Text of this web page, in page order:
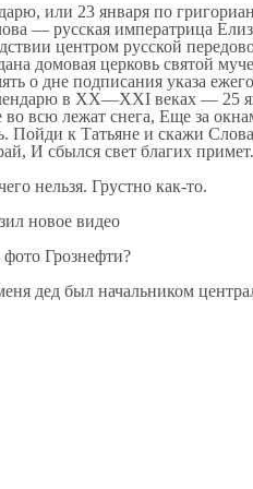
или 23 января по
— русская императрица
центром русской
домовая церковь святой
о дне подписания указа
в XX—XXI веках — 25
всю лежат снега, Еще за
Пойди к Татьяне и скажи
И сбылся свет благих примет.
нельзя. Грустно как-то.
новое видео
Грознефти?
дед был начальником